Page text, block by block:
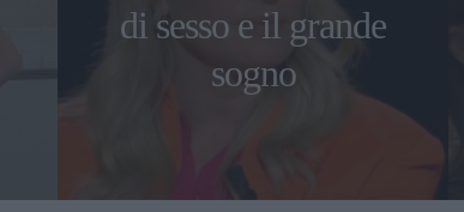
di sesso e il grande
sogno